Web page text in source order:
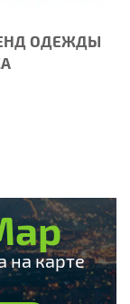
ОДЕЖДЫ
на карте